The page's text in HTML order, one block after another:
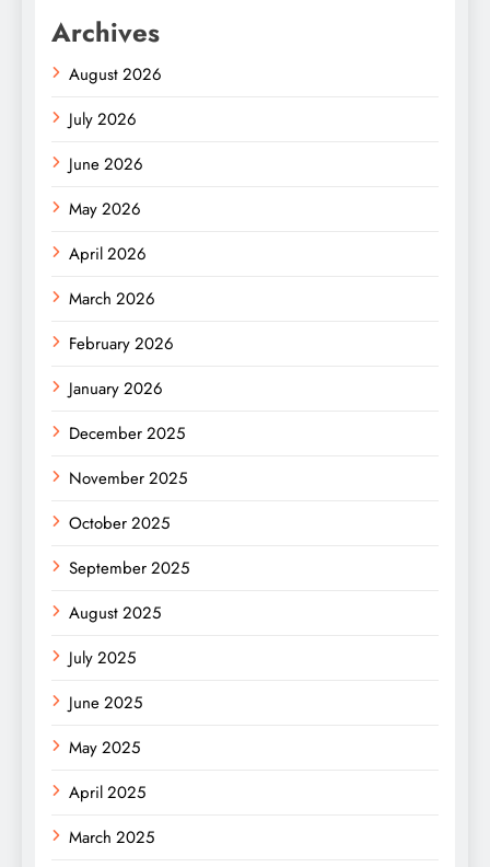
Archives
August 2026
July 2026
June 2026
May 2026
April 2026
March 2026
February 2026
January 2026
December 2025
November 2025
October 2025
September 2025
August 2025
July 2025
June 2025
May 2025
April 2025
March 2025